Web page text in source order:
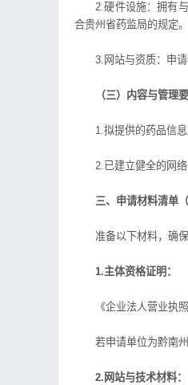
2.硬件设施：拥有与
合贵州省药监局的规定。
3.网站与资质：申请
（三）内容与管理
1.拟提供的药品信息
2.已建立健全的网络
三、申请材料清单（
准备以下材料，确保
1.主体资格证明：
《企业法人营业执照
若申请单位为黔南州
2.网站与技术材料：